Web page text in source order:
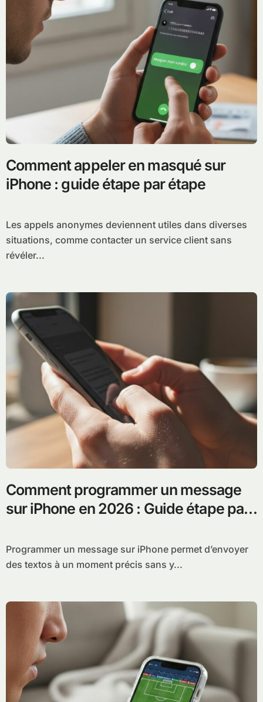
Comment appeler en masqué sur
iPhone : guide étape par étape
Les appels anonymes deviennent utiles dans diverses
situations, comme contacter un service client sans
révéler...
Comment programmer un message
sur iPhone en 2026 : Guide étape par
Programmer un message sur iPhone permet d’envoyer
des textos à un moment précis sans y...